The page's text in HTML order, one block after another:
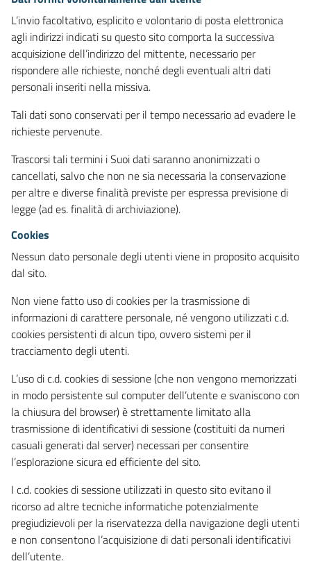
L’invio facoltativo, esplicito e volontario di posta elettronica
agli indirizzi indicati su questo sito comporta la successiva
acquisizione dell’indirizzo del mittente, necessario per
rispondere alle richieste, nonché degli eventuali altri dati
personali inseriti nella missiva.
Tali dati sono conservati per il tempo necessario ad evadere le
richieste pervenute.
Trascorsi tali termini i Suoi dati saranno anonimizzati o
cancellati, salvo che non ne sia necessaria la conservazione
per altre e diverse finalità previste per espressa previsione di
legge (ad es. finalità di archiviazione).
Cookies
Nessun dato personale degli utenti viene in proposito acquisito
dal sito.
Non viene fatto uso di cookies per la trasmissione di
informazioni di carattere personale, né vengono utilizzati c.d.
cookies persistenti di alcun tipo, ovvero sistemi per il
tracciamento degli utenti.
L’uso di c.d. cookies di sessione (che non vengono memorizzati
in modo persistente sul computer dell’utente e svaniscono con
la chiusura del browser) è strettamente limitato alla
trasmissione di identificativi di sessione (costituiti da numeri
casuali generati dal server) necessari per consentire
l’esplorazione sicura ed efficiente del sito.
I c.d. cookies di sessione utilizzati in questo sito evitano il
ricorso ad altre tecniche informatiche potenzialmente
pregiudizievoli per la riservatezza della navigazione degli utenti
e non consentono l’acquisizione di dati personali identificativi
dell’utente.